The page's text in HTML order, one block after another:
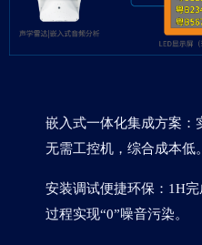
嵌入式一体化集成方案：
无需工控机，综合成本低。
安装调试便捷环保：1H
过程实现“0”噪音污染。